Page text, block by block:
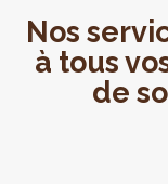
Nos
à tous
de